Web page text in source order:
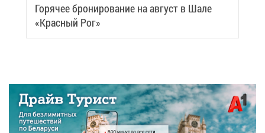
Го­ря­чее бро­ни­ро­ва­ние на ав­густ в Ша­ле
«Крас­ный Рог»